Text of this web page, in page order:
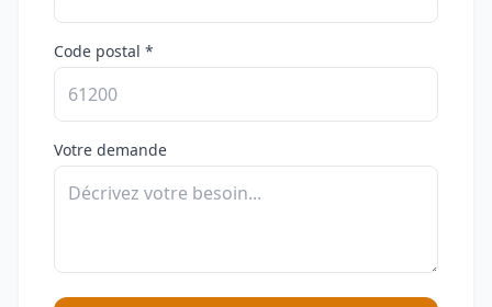
Code postal *
Votre demande